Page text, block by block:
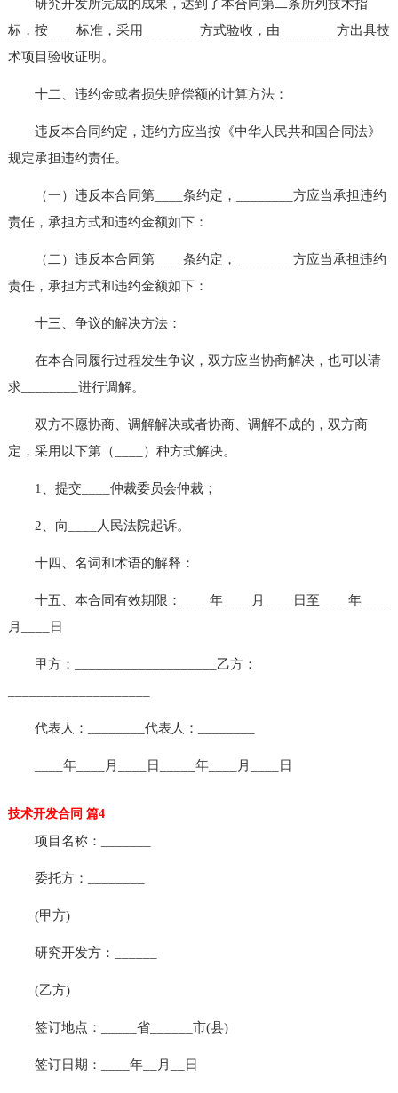
研究开发所完成的成果，达到了本合同第二条所列技术指
标，按____标准，采用________方式验收，由________方出具技
术项目验收证明。
十二、违约金或者损失赔偿额的计算方法：
违反本合同约定，违约方应当按《中华人民共和国合同法》
规定承担违约责任。
（一）违反本合同第____条约定，________方应当承担违约
责任，承担方式和违约金额如下：
（二）违反本合同第____条约定，________方应当承担违约
责任，承担方式和违约金额如下：
十三、争议的解决方法：
在本合同履行过程发生争议，双方应当协商解决，也可以请
求________进行调解。
双方不愿协商、调解解决或者协商、调解不成的，双方商
定，采用以下第（____）种方式解决。
1、提交____仲裁委员会仲裁；
2、向____人民法院起诉。
十四、名词和术语的解释：
十五、本合同有效期限：____年____月____日至____年____
月____日
甲方：____________________乙方：
代表人：________代表人：________
____年____月____日_____年____月____日
技术开发合同 篇4
项目名称：_______
委托方：________
(甲方)
研究开发方：______
(乙方)
签订地点：_____省______市(县)
签订日期：____年__月__日